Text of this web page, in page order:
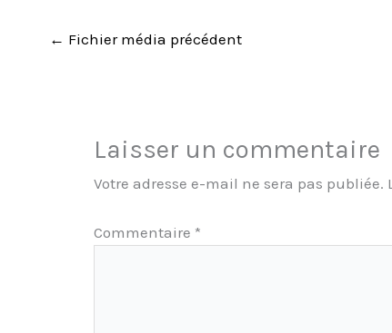
← Fichier média précédent
Laisser un commentaire
Votre adresse e-mail ne sera pas publiée.
Commentaire *